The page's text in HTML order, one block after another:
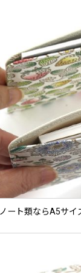
ノート類ならA5サ